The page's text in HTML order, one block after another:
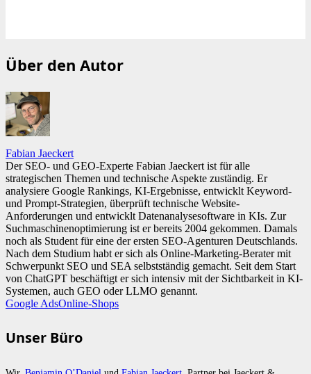
Über den Autor
Fabian Jaeckert
Der SEO- und GEO-Experte Fabian Jaeckert ist für alle
strategischen Themen und technische Aspekte zuständig. Er
analysiere Google Rankings, KI-Ergebnisse, entwicklt Keyword-
und Prompt-Strategien, überprüft technische Website-
Anforderungen und entwicklt Datenanalysesoftware in KIs. Zur
Suchmaschinenoptimierung ist er bereits 2004 gekommen. Damals
noch als Student für eine der ersten SEO-Agenturen Deutschlands.
Nach dem Studium habt er sich als Online-Marketing-Berater mit
Schwerpunkt SEO und SEA selbstständig gemacht. Seit dem Start
von ChatGPT beschäftigt er sich intensiv mit der Sichtbarkeit in KI-
Systemen, auch GEO oder LLMO genannt.
Google AdsOnline-Shops
Unser Büro